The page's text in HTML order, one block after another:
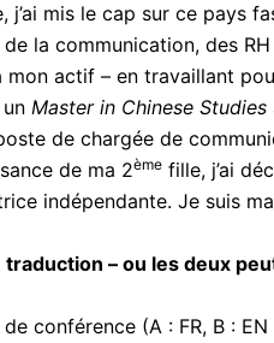
j’ai mis le cap sur ce pays
la communication, des
mon actif – en travaillant
Master in Chinese Studies
de chargée de
de ma 2ème fille, j’ai
indépendante. Je suis
– ou les deux
conférence (A : FR, B :